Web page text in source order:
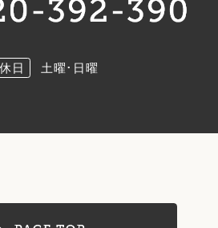
日 土曜･日曜